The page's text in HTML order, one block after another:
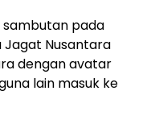
pada
Nusantara
dengan avatar
lain masuk ke